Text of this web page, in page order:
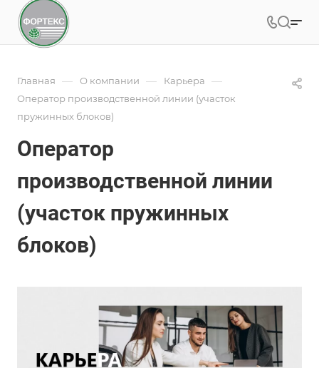
Главная — О компании — Карьера —
Оператор производственной линии (участок
пружинных блоков)
Оператор
производственной линии
(участок пружинных
блоков)